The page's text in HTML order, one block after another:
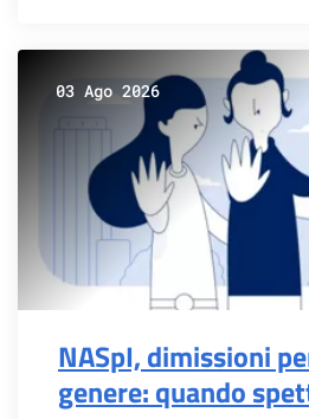
03 Ago 2026
NASpI, dimissioni
genere: quando